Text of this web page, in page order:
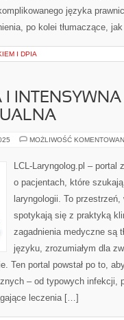
języka
po kolei tłumaczące,
I DPIA
I
MOŻLIWOŚĆ
LCL-Laryngolog.pl – portal
o pacjentach, które
laryngologii. To
spotykają się z praktyką
zagadnienia medyczne są
języku, zrozumiałym dla
Ten portal powstał po to,
– od typowych infekcji,
leczenia […]